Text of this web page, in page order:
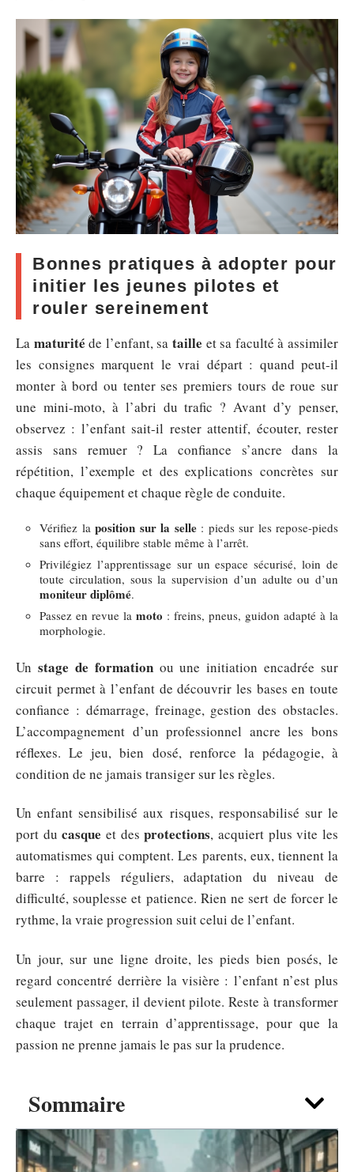
Sommaire
Bonnes pratiques à adopter pour
initier les jeunes pilotes et
rouler sereinement
La maturité de l’enfant, sataille et sa faculté à assimiler
les consignes marquent le vrai départ : quand peut-il
monter à bord ou tenter ses premiers tours de roue sur
une mini-moto, à l’abri du trafic ? Avant d’y penser,
observez : l’enfant sait-il rester attentif, écouter, rester
assis sans remuer ? La confiance s’ancre dans la
répétition, l’exemple et des explications concrètes sur
chaque équipement et chaque règle de conduite.
Vérifiez la position sur la selle: pieds sur les repose-pieds
sans effort, équilibre stable même à l’arrêt.
Privilégiez l’apprentissage sur un espace sécurisé, loin de
toute circulation, sous la supervision d’un adulte ou d’un
moniteur diplômé.
Passez en revue la moto : freins, pneus, guidon adapté à la
morphologie.
Un stage de formationou une initiation encadrée sur
circuit permet à l’enfant de découvrir les bases en toute
confiance : démarrage, freinage, gestion des obstacles.
L’accompagnement d’un professionnel ancre les bons
réflexes. Le jeu, bien dosé, renforce la pédagogie, à
condition de ne jamais transiger sur les règles.
Un enfant sensibilisé aux risques, responsabilisé sur le
port ducasque et desprotections, acquiert plus vite les
automatismes qui comptent. Les parents, eux, tiennent la
barre : rappels réguliers, adaptation du niveau de
difficulté, souplesse et patience. Rien ne sert de forcer le
rythme, la vraie progression suit celui de l’enfant.
Un jour, sur une ligne droite, les pieds bien posés, le
regard concentré derrière la visière : l’enfant n’est plus
seulement passager, il devient pilote. Reste à transformer
chaque trajet en terrain d’apprentissage, pour que la
passion ne prenne jamais le pas sur la prudence.